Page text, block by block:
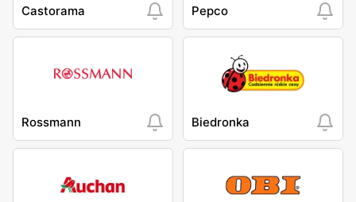
Castorama Pepco
Rossmann Biedronka